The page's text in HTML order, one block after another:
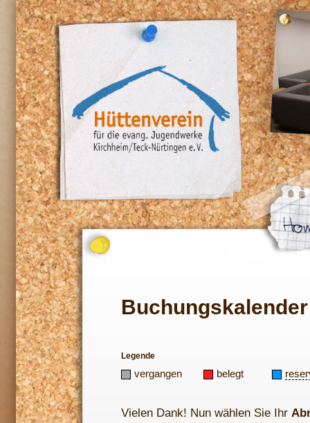
Buchungskalender
Legende
vergangen belegt
Vielen Dank! Nun wählen Sie Ihr